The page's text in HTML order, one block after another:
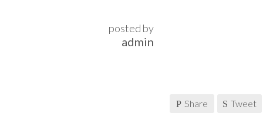
posted by
admin
Share Tweet